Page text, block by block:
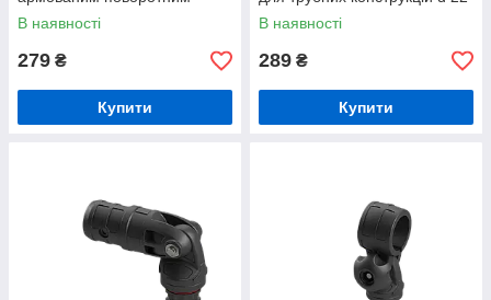
адаптером (01.15.015.01.01)
В наявності
279 ₴
Купити
мм (01.15.006.01.01)
В наявності
289 ₴
Купити